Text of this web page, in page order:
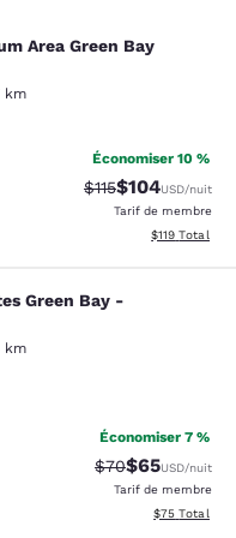
Green
Area Green Bay
km
667 commentaires
Économiser 10 %
Tarif barré :
$115Tarif réduit :
$104USD/nuit
Tarif de membre
Afficher les
$119 Total
Bay -
Green Bay -
km
commentaires
Économiser 7 %
Tarif barré :
$70Tarif réduit :
$65USD/nuit
Tarif de membre
Afficher les
$75 Total